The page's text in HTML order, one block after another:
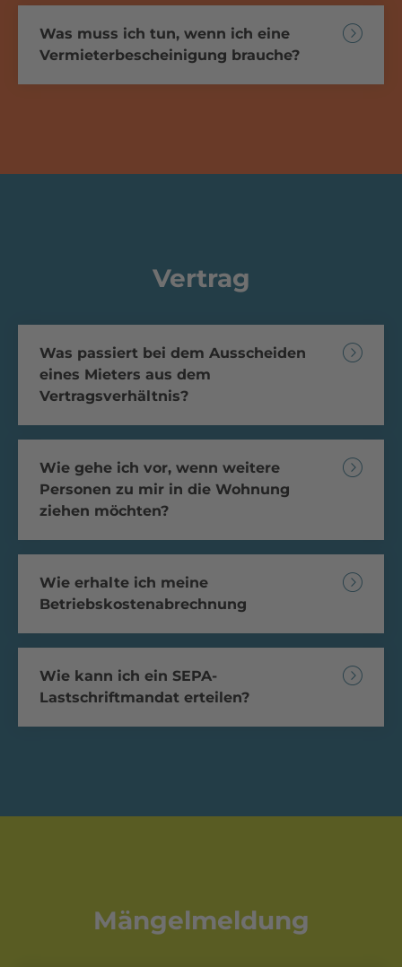
Was muss ich tun, wenn ich eine
Vermieterbescheinigung brauche?
Vertrag
Was passiert bei dem Ausscheiden
eines Mieters aus dem
Vertragsverhältnis?
Wie gehe ich vor, wenn weitere
Personen zu mir in die Wohnung
ziehen möchten?
Wie erhalte ich meine
Betriebskostenabrechnung
Wie kann ich ein SEPA-
Lastschriftmandat erteilen?
Mängelmeldung